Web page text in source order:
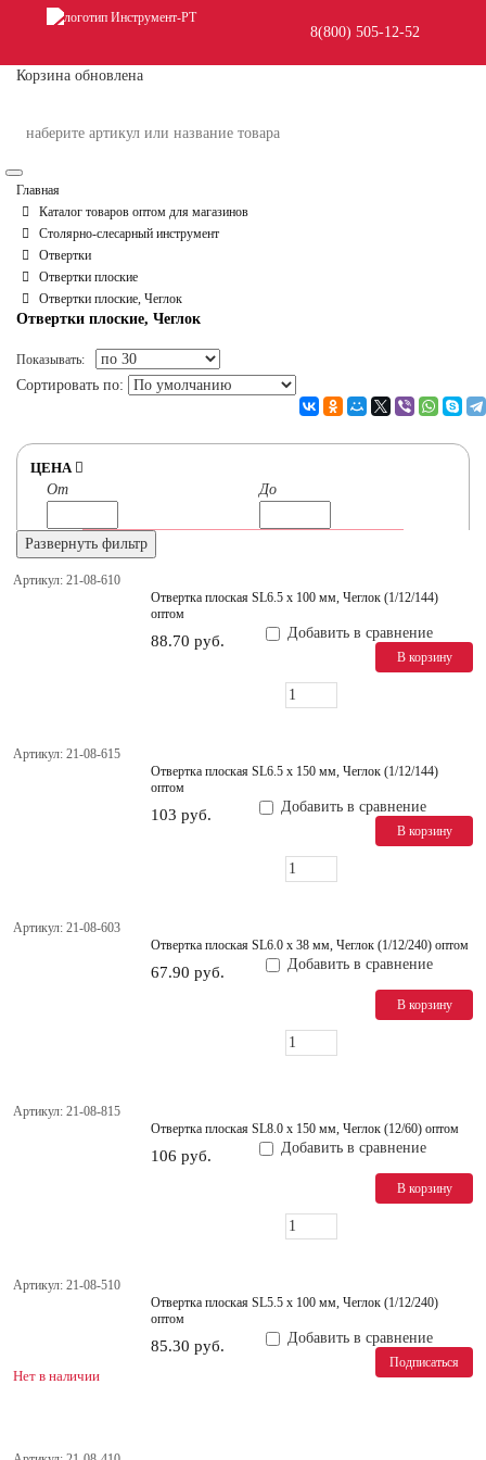
8(800) 505-12-52
Корзина обновлена
Главная
Каталог товаров оптом для магазинов
Столярно-слесарный инструмент
Отвертки
Отвертки плоские
Отвертки плоские, Чеглок
Отвертки плоские, Чеглок
Показывать:
Сортировать по:
ЦЕНА
От
До
67.90
86.95
Да (7
Развернуть фильтр
Артикул: 21-08-610
Отвертка плоская SL6.5 x 100 мм, Чеглок (1/12/144)
оптом
88.70 руб.
В корзину
Добавить в сравнение
Артикул: 21-08-615
Отвертка плоская SL6.5 x 150 мм, Чеглок (1/12/144)
оптом
103 руб.
В корзину
Добавить в сравнение
Артикул: 21-08-603
Отвертка плоская SL6.0 х 38 мм, Чеглок (1/12/240) оптом
67.90 руб.
В корзину
Добавить в сравнение
Артикул: 21-08-815
Отвертка плоская SL8.0 х 150 мм, Чеглок (12/60) оптом
106 руб.
В корзину
Добавить в сравнение
Артикул: 21-08-510
Отвертка плоская SL5.5 х 100 мм, Чеглок (1/12/240)
оптом
85.30 руб.
Подписаться
Нет в наличии
Добавить в сравнение